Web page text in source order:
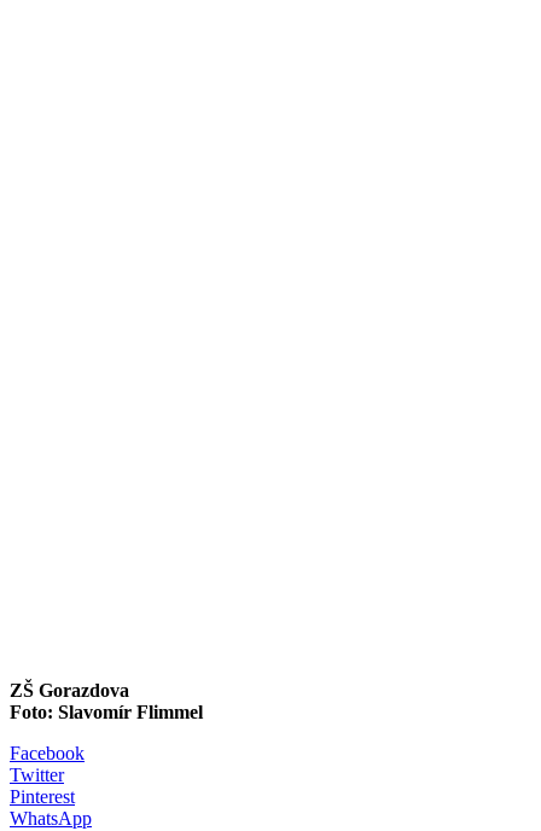
ZŠ Gorazdova
Foto: Slavomír Flimmel
Facebook
Twitter
Pinterest
WhatsApp